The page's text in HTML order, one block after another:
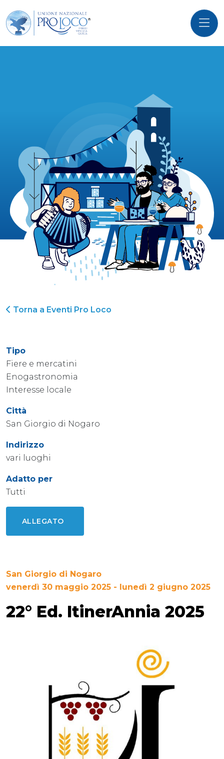
Torna a Eventi Pro Loco
Tipo
Fiere e mercatini
Enogastronomia
Interesse locale
Città
San Giorgio di Nogaro
Indirizzo
vari luoghi
Adatto per
Tutti
ALLEGATO
San Giorgio di Nogaro
venerdì 30 maggio 2025 - lunedì 2 giugno 2025
22° Ed. ItinerAnnia 2025